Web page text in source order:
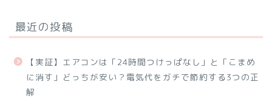
最近の投稿
【実証】エアコンは「24時間つけっぱなし」と「こまめ
に消す」どっちが安い？電気代をガチで節約する3つの正
解